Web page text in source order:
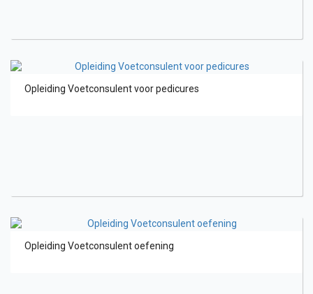
Opleiding Voetconsulent voor pedicures
Opleiding Voetconsulent oefening